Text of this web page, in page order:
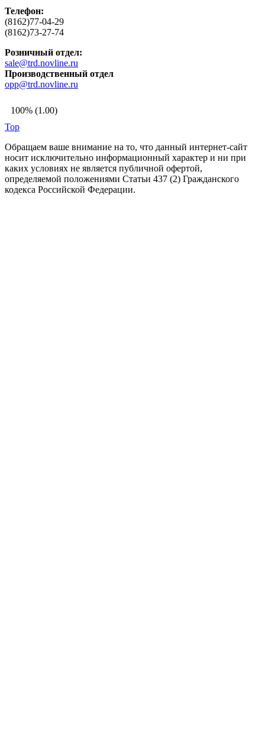
Телефон:
(8162)77-04-29
(8162)73-27-74
Розничный отдел:
sale@trd.novline.ru
Производственный отдел
opp@trd.novline.ru
100% (1.00)
Top
Обращаем ваше внимание на то, что данный интернет-сайт
носит исключительно информационный характер и ни при
каких условиях не является публичной офертой,
определяемой положениями Статьи 437 (2) Гражданского
кодекса Российской Федерации.